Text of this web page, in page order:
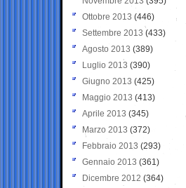
Ottobre 2013 (446)
Settembre 2013 (433)
Agosto 2013 (389)
Luglio 2013 (390)
Giugno 2013 (425)
Maggio 2013 (413)
Aprile 2013 (345)
Marzo 2013 (372)
Febbraio 2013 (293)
Gennaio 2013 (361)
Dicembre 2012 (364)